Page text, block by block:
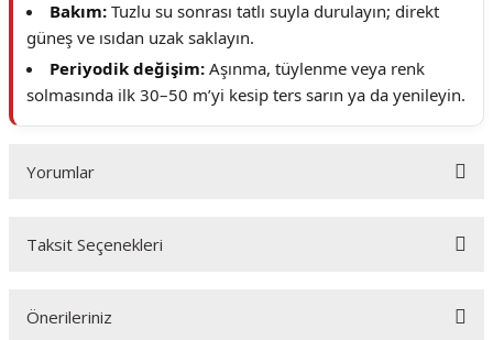
Bakım: Tuzlu su sonrası tatlı suyla durulayın; direkt
güneş ve ısıdan uzak saklayın.
Periyodik değişim: Aşınma, tüylenme veya renk
solmasında ilk 30–50 m’yi kesip ters sarın ya da yenileyin.
Yorumlar
Taksit Seçenekleri
Önerileriniz